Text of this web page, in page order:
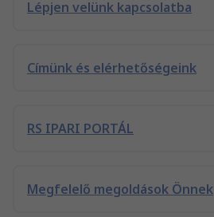
Lépjen velünk kapcsolatba
Címünk és elérhetőségeink
RS IPARI PORTÁL
Megfelelő megoldások Önnek